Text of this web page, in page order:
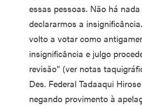
essas pessoas. Não há
declararmos a
volto a votar como
insignificância e julgo
revisão” (ver notas
Des. Federal Tadaaqui
negando provimento à